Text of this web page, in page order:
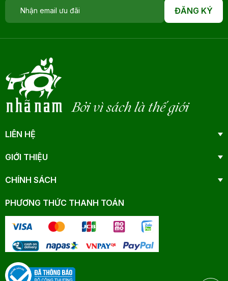
ĐĂNG KÝ
Bởi vì sách là thế giới
LIÊN HỆ
GIỚI THIỆU
CHÍNH SÁCH
PHƯƠNG THỨC THANH TOÁN